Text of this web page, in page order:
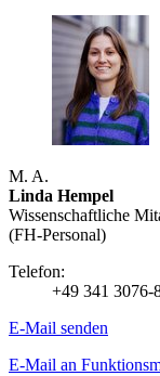
M. A.
Linda Hempel
Wissenschaftliche
(FH-Personal)
Telefon:
+49 341 3076-
E-Mail senden
E-Mail an